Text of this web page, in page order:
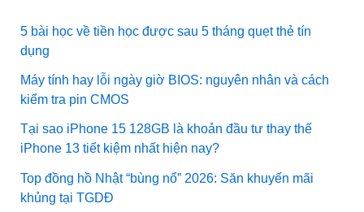
5 bài học về tiền học được sau 5 tháng quẹt thẻ tín
dụng
Máy tính hay lỗi ngày giờ BIOS: nguyên nhân và cách
kiểm tra pin CMOS
Tại sao iPhone 15 128GB là khoản đầu tư thay thế
iPhone 13 tiết kiệm nhất hiện nay?
Top đồng hồ Nhật “bùng nổ” 2026: Săn khuyến mãi
khủng tại TGDĐ